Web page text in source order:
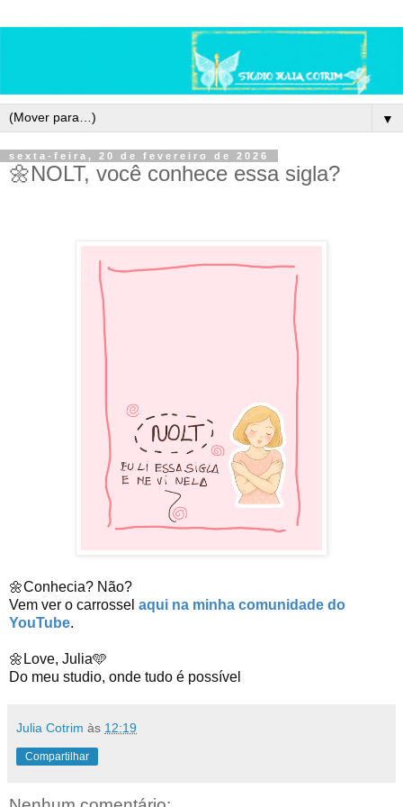
▼
sexta-feira, 20 de fevereiro de 2026
🌼NOLT, você conhece essa sigla?
🌼Conhecia? Não?
Vem ver o carrossel aqui na minha comunidade do
YouTube.
🌼Love, Julia🩵
Do meu studio, onde tudo é possível
Julia Cotrim às 12:19
Compartilhar